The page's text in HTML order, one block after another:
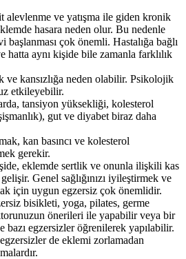
alevlenme ve yatışma ile giden kronik
hasara neden olur. Bu nedenle
başlanması çok önemli. Hastalığa bağlı
hatta aynı kişide bile zamanla farklılık
ve kansızlığa neden olabilir. Psikolojik
etkileyebilir.
tansiyon yüksekliği, kolesterol
gut ve diyabet biraz daha
kan basıncı ve kolesterol
gerekir.
eklemde sertlik ve onunla ilişkili kas
Genel sağlığınızı iyileştirmek ve
için uygun egzersiz çok önemlidir.
bisikleti, yoga, pilates, germe
önerileri ile yapabilir veya bir
bazı egzersizler öğrenilerek yapılabilir.
de eklemi zorlamadan